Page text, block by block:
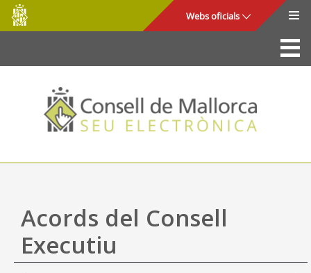
Salta al contingut principal
Consell
de
Mallorca
Webs oficials
La Seu
Consell de Mallorca
Accés i seguretat
Utilitats
Ajuda
Acords del Consell
Executiu